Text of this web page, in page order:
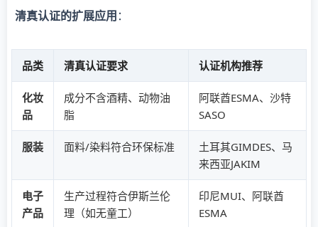
清真认证的扩展应用：
品类 清真认证要求 认证机构推荐
化妆
品
成分不含酒精、动物油
脂
阿联酋ESMA、沙特
SASO
服装 面料/染料符合环保标准
土耳其GIMDES、马
来西亚JAKIM
电子
产品
生产过程符合伊斯兰伦
理（如无童工）
印尼MUI、阿联酋
ESMA